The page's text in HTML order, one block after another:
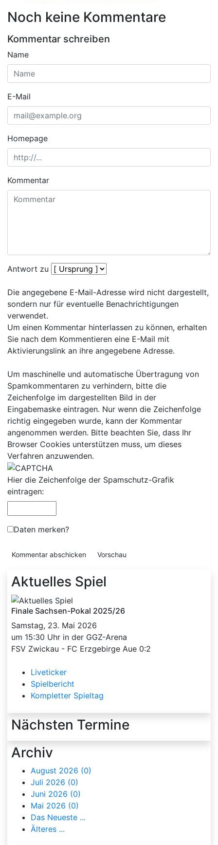
Noch keine Kommentare
Kommentar schreiben
Name
E-Mail
Homepage
Kommentar
Antwort zu
Die angegebene E-Mail-Adresse wird nicht dargestellt,
sondern nur für eventuelle Benachrichtigungen
verwendet.
Um einen Kommentar hinterlassen zu können, erhalten
Sie nach dem Kommentieren eine E-Mail mit
Aktivierungslink an ihre angegebene Adresse.
Um maschinelle und automatische Übertragung von
Spamkommentaren zu verhindern, bitte die
Zeichenfolge im dargestellten Bild in der
Eingabemaske eintragen. Nur wenn die Zeichenfolge
richtig eingegeben wurde, kann der Kommentar
angenommen werden. Bitte beachten Sie, dass Ihr
Browser Cookies unterstützen muss, um dieses
Verfahren anzuwenden.
Hier die Zeichenfolge der Spamschutz-Grafik
eintragen:
Daten merken?
Aktuelles Spiel
Finale Sachsen-Pokal 2025/26
Samstag, 23. Mai 2026
um 15:30 Uhr in der GGZ-Arena
FSV Zwickau - FC Erzgebirge Aue 0:2
Liveticker
Spielbericht
Kompletter Spieltag
Nächsten Termine
Archiv
August 2026 (0)
Juli 2026 (0)
Juni 2026 (0)
Mai 2026 (0)
Das Neueste ...
Älteres ...